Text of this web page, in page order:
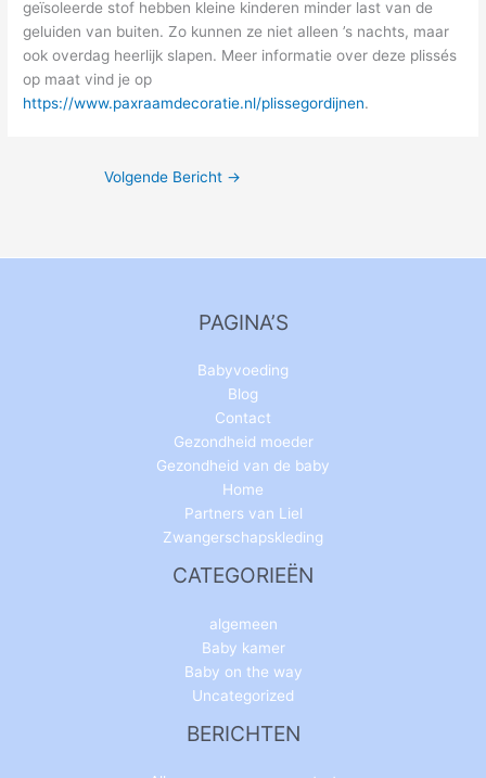
geïsoleerde stof hebben kleine kinderen minder last van de
geluiden van buiten. Zo kunnen ze niet alleen ’s nachts, maar
ook overdag heerlijk slapen. Meer informatie over deze plissés
op maat vind je op
https://www.paxraamdecoratie.nl/plissegordijnen.
Volgende Bericht →
PAGINA’S
Babyvoeding
Blog
Contact
Gezondheid moeder
Gezondheid van de baby
Home
Partners van Liel
Zwangerschapskleding
CATEGORIEËN
algemeen
Baby kamer
Baby on the way
Uncategorized
BERICHTEN